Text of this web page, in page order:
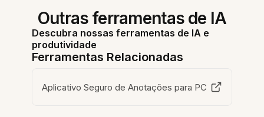
Outras ferramentas de IA
Descubra nossas ferramentas de IA e
produtividade
Ferramentas Relacionadas
Aplicativo Seguro de Anotações para PC